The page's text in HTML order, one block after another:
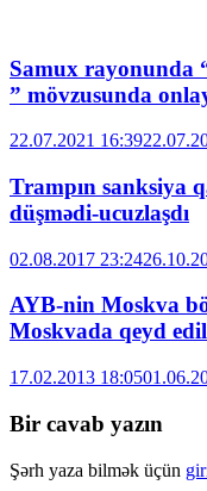
Samux rayonunda
” mövzusunda
22.07.2021 16:39
Trampın sanksiya
düşmədi-ucuzlaşdı
02.08.2017 23:24
AYB-nin Moskva
Moskvada qeyd
17.02.2013 18:05
Bir cavab yazın
Şərh yaza bilmək üçün